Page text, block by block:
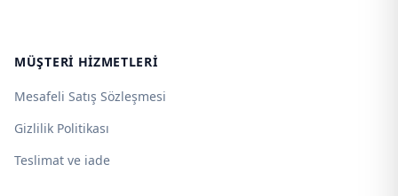
MÜŞTERI HIZMETLERI
Mesafeli Satış Sözleşmesi
Gizlilik Politikası
Teslimat ve iade